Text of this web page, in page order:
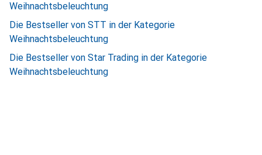
Weihnachtsbeleuchtung
Die Bestseller von STT in der Kategorie
Weihnachtsbeleuchtung
Die Bestseller von Star Trading in der Kategorie
Weihnachtsbeleuchtung